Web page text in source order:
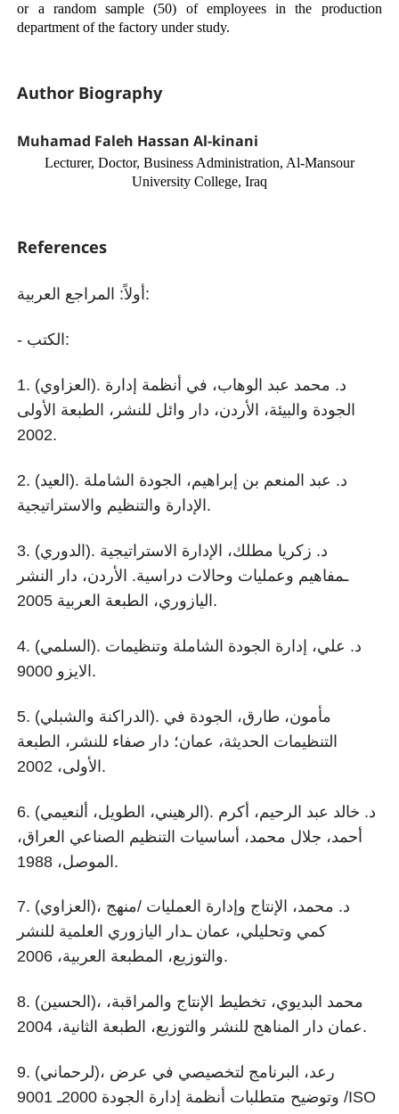
or a random sample (50) of employees in the production
department of the factory under study.
Author Biography
Muhamad Faleh Hassan Al-kinani
Lecturer, Doctor, Business Administration, Al-Mansour
University College, Iraq
References
أولاً: المراجع العربية:
- الكتب:
1. (العزاوي). د. محمد عبد الوهاب، في أنظمة إدارة
الجودة والبيئة، الأردن، دار وائل للنشر، الطبعة الأولى
2002.
2. (العيد). د. عبد المنعم بن إبراهيم، الجودة الشاملة
الإدارة والتنظيم والاستراتيجية.
3. (الدوري). د. زكريا مطلك، الإدارة الاستراتيجية
ـمفاهيم وعمليات وحالات دراسية. الأردن، دار النشر
اليازوري، الطبعة العربية 2005.
4. (السلمي). د. علي، إدارة الجودة الشاملة وتنظيمات
الايزو 9000.
5. (الدراكنة والشبلي). مأمون، طارق، الجودة في
التنظيمات الحديثة، عمان؛ دار صفاء للنشر، الطبعة
الأولى، 2002.
6. (الرهيني، الطويل، ألنعيمي). د. خالد عبد الرحيم، أكرم
أحمد، جلال محمد، أساسيات التنظيم الصناعي العراق،
الموصل، 1988.
7. (العزاوي)، د. محمد، الإنتاج وإدارة العمليات /منهج
كمي وتحليلي، عمان ـدار اليازوري العلمية للنشر
والتوزيع، المطبعة العربية، 2006.
8. (الحسين)، محمد البديوي، تخطيط الإنتاج والمراقبة،
عمان دار المناهج للنشر والتوزيع، الطبعة الثانية، 2004.
9. (لرحماني)، رعد، البرنامج لتخصيصي في عرض
وتوضيح متطلبات أنظمة إدارة الجودة 2000ـ 9001 /ISO